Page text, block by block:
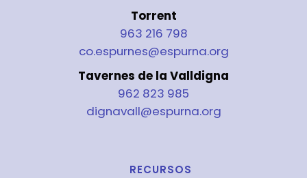
Torrent
963 216 798
co.espurnes@espurna.org
Tavernes de la Valldigna
962 823 985
dignavall@espurna.org
RECURSOS